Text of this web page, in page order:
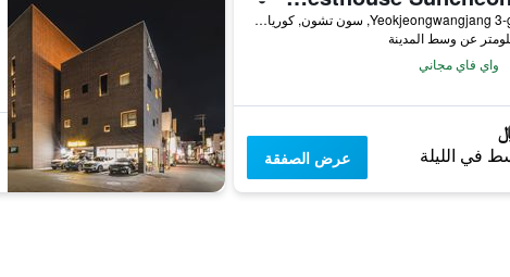
44, Yeokjeongwangjang 3-gil, سون تشون, كوريا الجنوبية
واي فاي مجاني
في الليلة عرض الصفقة